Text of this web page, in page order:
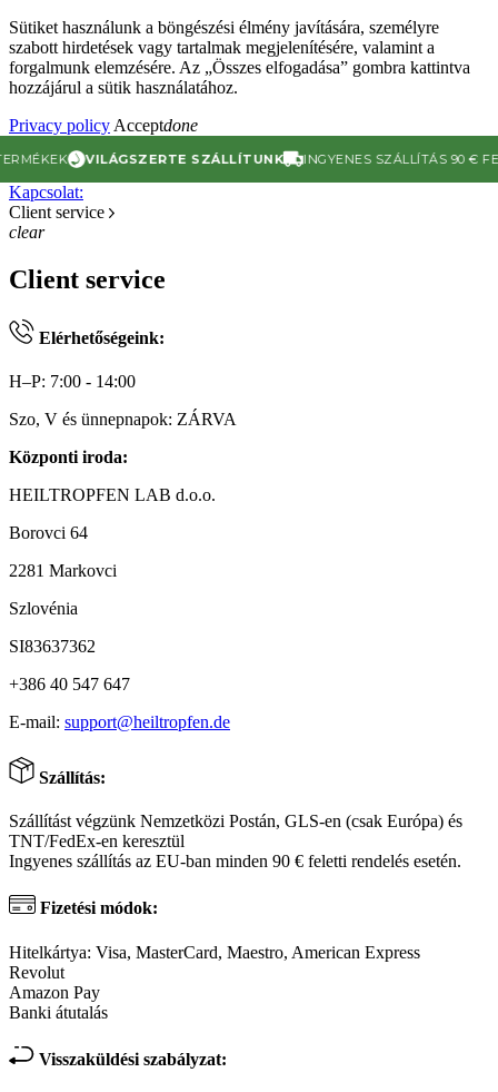
Sütiket használunk a böngészési élmény javítására, személyre
szabott hirdetések vagy tartalmak megjelenítésére, valamint a
forgalmunk elemzésére. Az „Összes elfogadása” gombra kattintva
hozzájárul a sütik használatához.
Privacy policy Acceptdone
VILÁGSZERTE SZÁLLÍTUNK INGYENES SZÁLLÍTÁS 90 €
Kapcsolat:
Client service
clear
Client service
Elérhetőségeink:
H–P: 7:00 - 14:00
Szo, V és ünnepnapok: ZÁRVA
Központi iroda:
HEILTROPFEN LAB d.o.o.
Borovci 64
2281 Markovci
Szlovénia
SI83637362
+386 40 547 647
E-mail: support@heiltropfen.de
Szállítás:
Szállítást végzünk Nemzetközi Postán, GLS-en (csak Európa) és
TNT/FedEx-en keresztül
Ingyenes szállítás az EU-ban minden 90 € feletti rendelés esetén.
Fizetési módok:
Hitelkártya: Visa, MasterCard, Maestro, American Express
Revolut
Amazon Pay
Banki átutalás
Visszaküldési szabályzat: